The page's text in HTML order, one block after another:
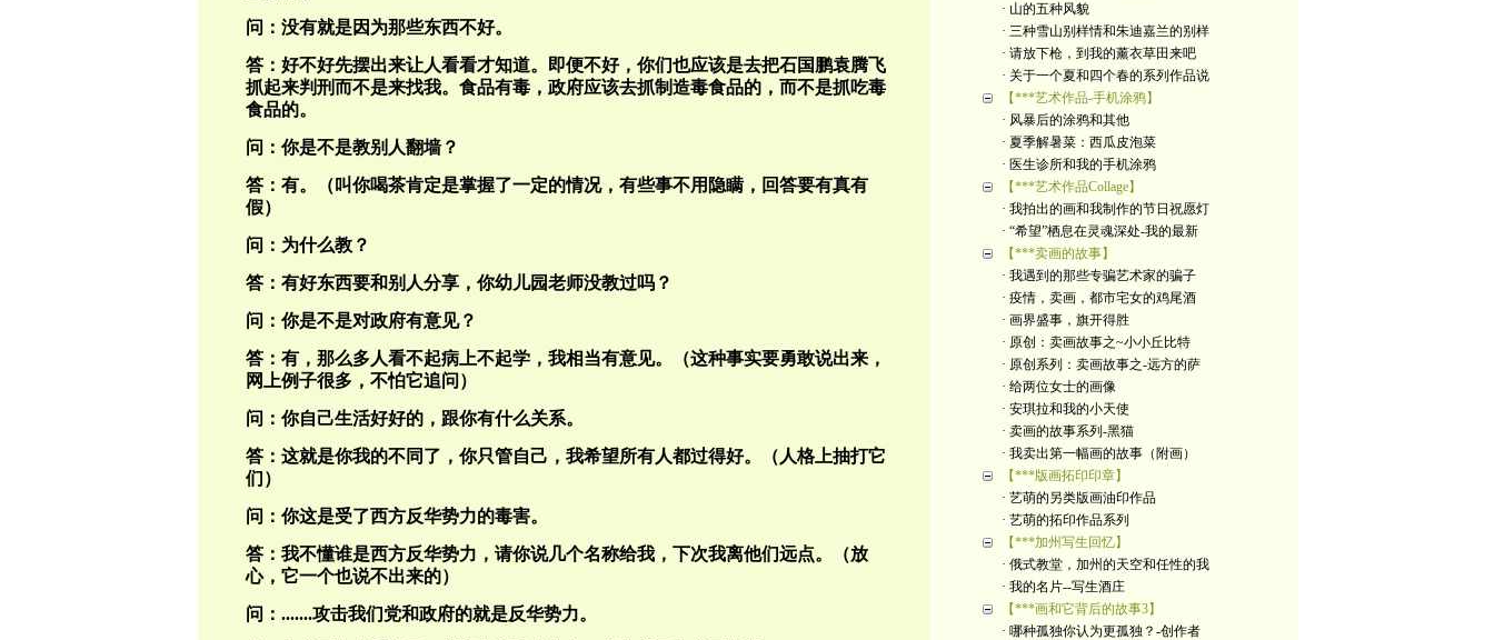
问：没有就是因为那些东西不好。
答：好不好先摆出来让人看看才知道。即便不好，你们也应该是去把石国鹏袁腾飞
抓起来判刑而不是来找我。食品有毒，政府应该去抓制造毒食品的，而不是抓吃毒
食品的。
问：你是不是教别人翻墙？
答：有。（叫你喝茶肯定是掌握了一定的情况，有些事不用隐瞒，回答要有真有
假）
问：为什么教？
答：有好东西要和别人分享，你幼儿园老师没教过吗？
问：你是不是对政府有意见？
答：有，那么多人看不起病上不起学，我相当有意见。（这种事实要勇敢说出来，
网上例子很多，不怕它追问）
问：你自己生活好好的，跟你有什么关系。
答：这就是你我的不同了，你只管自己，我希望所有人都过得好。（人格上抽打它
们）
问：你这是受了西方反华势力的毒害。
答：我不懂谁是西方反华势力，请你说几个名称给我，下次我离他们远点。（放
心，它一个也说不出来的）
问：.......攻击我们党和政府的就是反华势力。
· 山的五种风貌
· 三种雪山别样情和朱迪嘉兰的别样
· 请放下枪，到我的薰衣草田来吧
· 关于一个夏和四个春的系列作品说
【***艺术作品-手机涂鸦】
· 风暴后的涂鸦和其他
· 夏季解暑菜：西瓜皮泡菜
· 医生诊所和我的手机涂鸦
【***艺术作品Collage】
· 我拍出的画和我制作的节日祝愿灯
· “希望”栖息在灵魂深处-我的最新
【***卖画的故事】
· 我遇到的那些专骗艺术家的骗子
· 疫情，卖画，都市宅女的鸡尾酒
· 画界盛事，旗开得胜
· 原创：卖画故事之~小小丘比特
· 原创系列：卖画故事之-远方的萨
· 给两位女士的画像
· 安琪拉和我的小天使
· 卖画的故事系列-黑猫
· 我卖出第一幅画的故事（附画）
【***版画拓印印章】
· 艺萌的另类版画油印作品
· 艺萌的拓印作品系列
【***加州写生回忆】
· 俄式教堂，加州的天空和任性的我
· 我的名片--写生酒庄
【***画和它背后的故事3】
· 哪种孤独你认为更孤独？-创作者